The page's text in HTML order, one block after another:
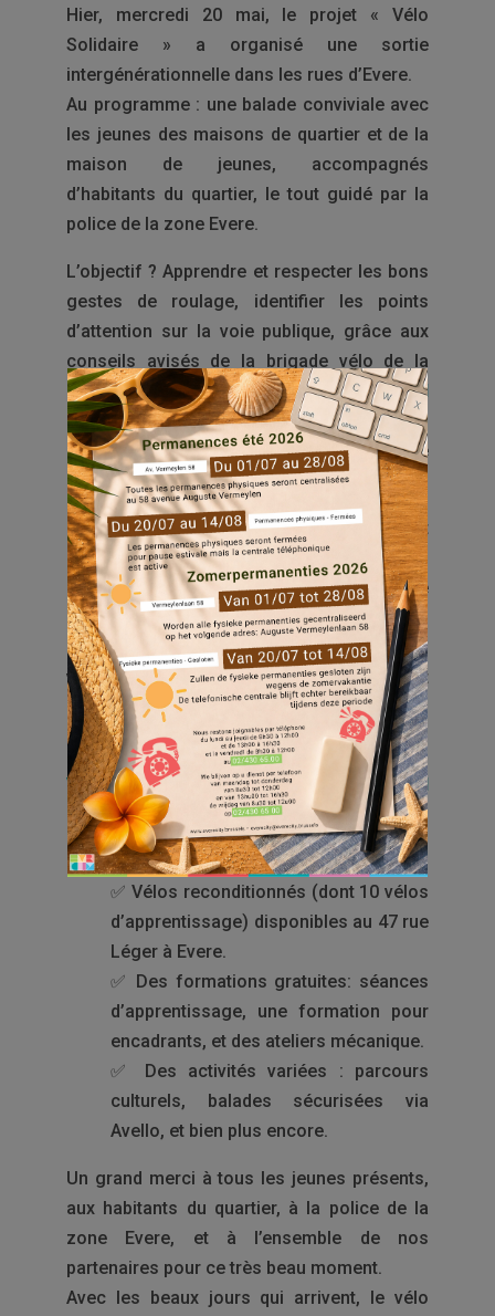
Hier, mercredi 20 mai, le projet « Vélo
Solidaire » a organisé une sortie
intergénérationnelle dans les rues d’Evere.
Au programme : une balade conviviale avec
les jeunes des maisons de quartier et de la
maison de jeunes, accompagnés
d’habitants du quartier, le tout guidé par la
police de la zone Evere.
L’objectif ? Apprendre et respecter les bons
gestes de roulage, identifier les points
d’attention sur la voie publique, grâce aux
conseils avisés de la brigade vélo de la
Police de Bruxelles Nord – Politie Brussel
Noord. Une belle occasion de partager des
savoirs et de renforcer les liens entre
générations.
Le BourgmestreAlessandro Zappalaet
l’ÉchevinJean-Luc Muleoont eux aussi
enfourché leur vélo pour participer à cette
balade !
Un moment symbolique pour ce projet qui
vise à rendre le vélo accessible, inclusif et
solidaire pour toutes et tous.
Pour rappel : Vélo Solidaire, porté parPro
Velo Belgium
, Ateliers Vélo Voot,asbl
CyCLO vzw et financé par laLoterie
Nationale, propose :
✅ Vélos reconditionnés (dont 10 vélos
d’apprentissage) disponibles au 47 rue
Léger à Evere.
✅ Des formations gratuites: séances
d’apprentissage, une formation pour
encadrants, et des ateliers mécanique.
✅ Des activités variées : parcours
culturels, balades sécurisées via
Avello, et bien plus encore.
Un grand merci à tous les jeunes présents,
aux habitants du quartier, à la police de la
zone Evere, et à l’ensemble de nos
partenaires pour ce très beau moment.
Avec les beaux jours qui arrivent, le vélo